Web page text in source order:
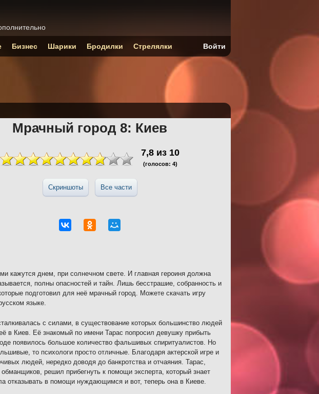
Мрачный город 8: Киев
7,8 из 10
(голосов: 4)
Скриншоты Все части
кажутся днем, при солнечном свете. И главная героиня должна
полны опасностей и тайн. Лишь бесстрашие, собранность и
подготовил для неё мрачный город. Можете скачать игру
языке.
с силами, в существование которых большинство людей
в Киев. Её знакомый по имени Тарас попросил девушку прибыть
появилось большое количество фальшивых спиритуалистов. Но
то психологи просто отличные. Благодаря актерской игре и
людей, нередко доводя до банкротства и отчаяния. Тарас,
решил прибегнуть к помощи эксперта, который знает
отказывать в помощи нуждающимся и вот, теперь она в Киеве.
Бизнес Шарики Бродилки Стрелялки Войти